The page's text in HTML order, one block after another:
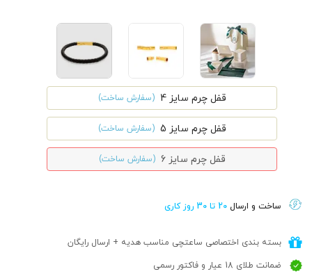
قفل چرم سایز 4 (سفارش ساخت)
قفل چرم سایز 5 (سفارش ساخت)
قفل چرم سایز 6 (سفارش ساخت)
ساخت و ارسال 20 تا 30 روز کاری
بسته بندی اختصاصی ساعتچی مناسب هدیه + ارسال رایگان
ضمانت طلای 18 عیار و فاکتور رسمی